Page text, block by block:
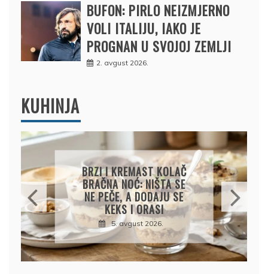
BUFON: PIRLO NEIZMJERNO
VOLI ITALIJU, IAKO JE
PROGNAN U SVOJOJ ZEMLJI
2. avgust 2026.
KUHINJA
KREMASTA TJESTENINA
SA FETA SIROM I PEČENIM
PARADAJZOM
5. avgust 2026.